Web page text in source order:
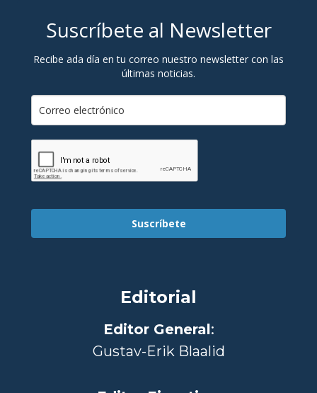
Suscríbete al Newsletter
Recibe ada día en tu correo nuestro newsletter con las
últimas noticias.
Suscríbete
Editorial
Editor General:
Gustav-Erik Blaalid